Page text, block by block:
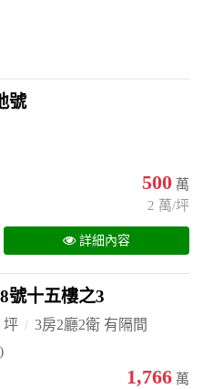
號
500 萬
2 萬/坪
詳細內容
號十五樓之3
坪
3房2廳2衛 有隔間
1,766 萬